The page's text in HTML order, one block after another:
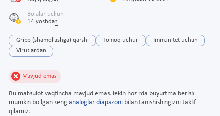
Bolalar uchun
14 yoshdan
Gripp (shamollashga) qarshi Tomoq uchun
Immunitet uchun
Viruslardan
Mavjud emas
Bu mahsulot vaqtincha mavjud emas, lekin hozirda buyurtma berish
mumkin bo'lgan keng analoglar diapazoni bilan tanishishingizni taklif
qilamiz.